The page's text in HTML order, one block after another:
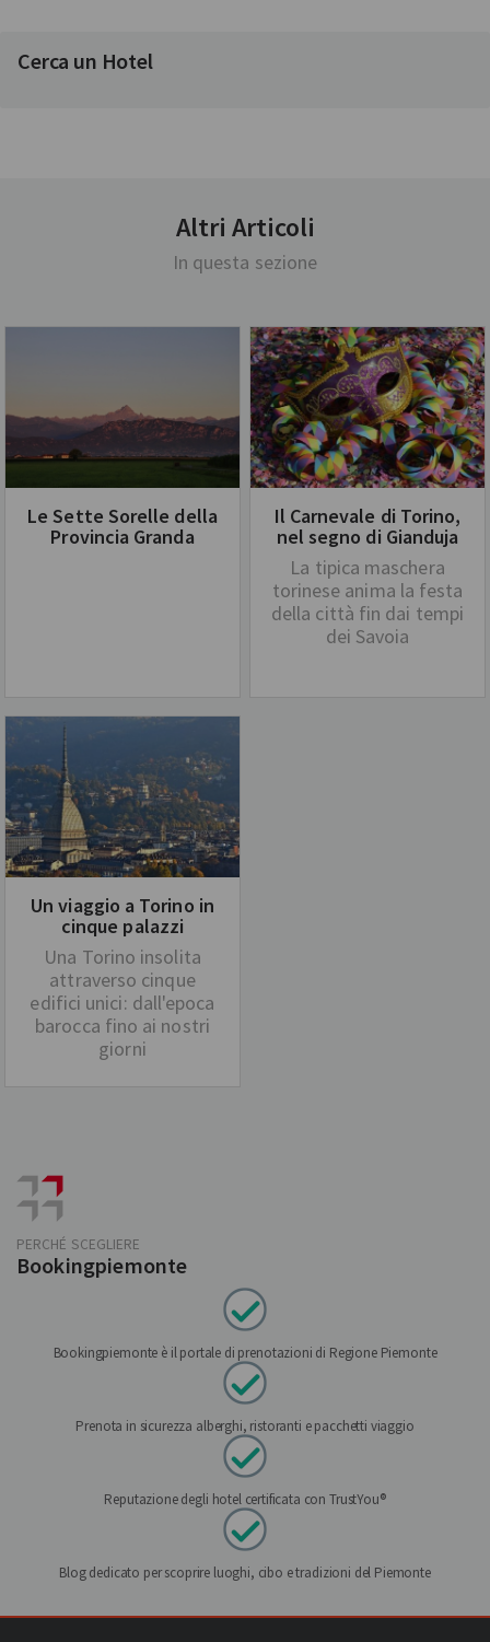
Cerca un Hotel
Altri Articoli
In questa sezione
Le Sette Sorelle della
Provincia Granda
Il Carnevale di Torino,
nel segno di Gianduja
La tipica maschera
torinese anima la festa
della città fin dai tempi
dei Savoia
Un viaggio a Torino in
cinque palazzi
Una Torino insolita
attraverso cinque
edifici unici: dall'epoca
barocca fino ai nostri
giorni
PERCHÉ SCEGLIERE
Bookingpiemonte
Bookingpiemonte è il portale di prenotazioni di Regione Piemonte
Prenota in sicurezza alberghi, ristoranti e pacchetti viaggio
Reputazione degli hotel certificata con TrustYou®
Blog dedicato per scoprire luoghi, cibo e tradizioni del Piemonte